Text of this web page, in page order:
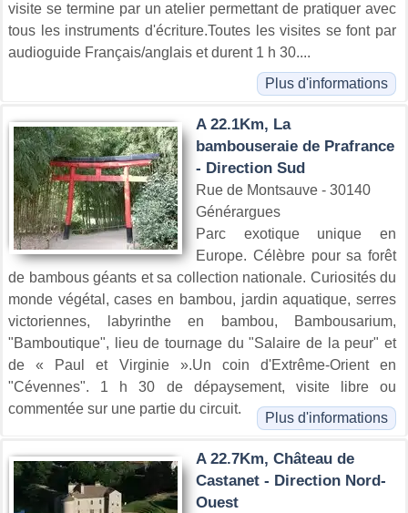
visite se termine par un atelier permettant de pratiquer avec
tous les instruments d'écriture.Toutes les visites se font par
audioguide Français/anglais et durent 1 h 30....
Plus d'informations
A 22.1Km, La
bambouseraie de Prafrance
- Direction Sud
Rue de Montsauve - 30140
Générargues
Parc exotique unique en
Europe. Célèbre pour sa forêt
de bambous géants et sa collection nationale. Curiosités du
monde végétal, cases en bambou, jardin aquatique, serres
victoriennes, labyrinthe en bambou, Bambousarium,
"Bamboutique", lieu de tournage du "Salaire de la peur" et
de « Paul et Virginie ».Un coin d'Extrême-Orient en
"Cévennes". 1 h 30 de dépaysement, visite libre ou
commentée sur une partie du circuit.
Plus d'informations
A 22.7Km, Château de
Castanet - Direction Nord-
Ouest